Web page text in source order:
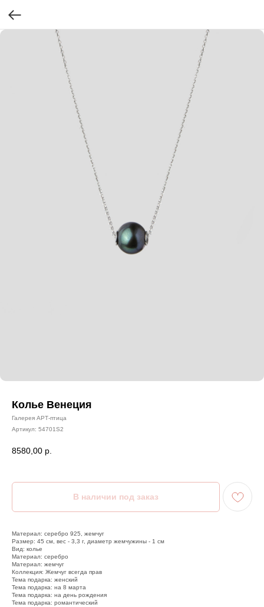
Колье Венеция
Галерея АРТ-птица
Артикул: 54701S2
8580,00 р.
Материал: серебро 925, жемчуг
Размер: 45 см, вес - 3,3 г, диаметр жемчужины - 1 см
Вид: колье
Материал: серебро
Материал: жемчуг
Коллекция: Жемчуг всегда прав
Тема подарка: женский
Тема подарка: на 8 марта
Тема подарка: на день рождения
Тема подарка: романтический